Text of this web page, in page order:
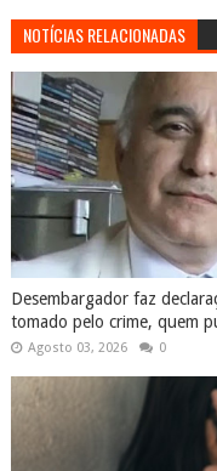
NOTÍCIAS RELACIONADAS
Desembargador faz
tomado pelo crime, quem
Agosto 03, 2026 0